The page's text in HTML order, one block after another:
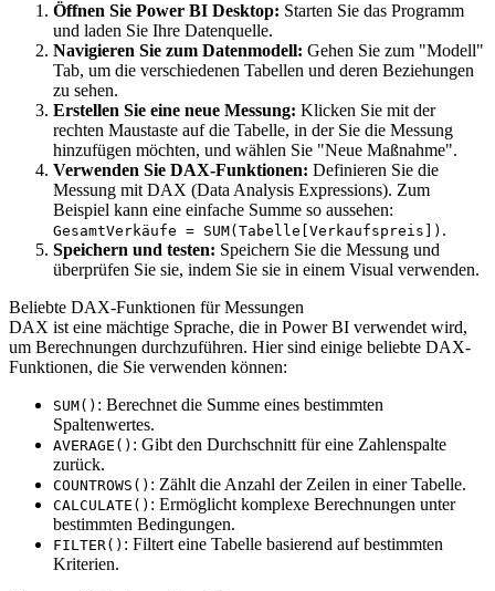
Öffnen Sie Power BI Desktop: Starten Sie das Programm
und laden Sie Ihre Datenquelle.
Navigieren Sie zum Datenmodell: Gehen Sie zum "Modell"
Tab, um die verschiedenen Tabellen und deren Beziehungen
zu sehen.
Erstellen Sie eine neue Messung: Klicken Sie mit der
rechten Maustaste auf die Tabelle, in der Sie die Messung
hinzufügen möchten, und wählen Sie "Neue Maßnahme".
Verwenden Sie DAX-Funktionen: Definieren Sie die
Messung mit DAX (Data Analysis Expressions). Zum
Beispiel kann eine einfache Summe so aussehen:
GesamtVerkäufe = SUM(Tabelle[Verkaufspreis]) .
Speichern und testen: Speichern Sie die Messung und
überprüfen Sie sie, indem Sie sie in einem Visual verwenden.
Beliebte DAX-Funktionen für Messungen
DAX ist eine mächtige Sprache, die in Power BI verwendet wird,
um Berechnungen durchzuführen. Hier sind einige beliebte DAX-
Funktionen, die Sie verwenden können:
SUM() : Berechnet die Summe eines bestimmten
Spaltenwertes.
AVERAGE() : Gibt den Durchschnitt für eine Zahlenspalte
zurück.
COUNTROWS() : Zählt die Anzahl der Zeilen in einer Tabelle.
CALCULATE() : Ermöglicht komplexe Berechnungen unter
bestimmten Bedingungen.
FILTER() : Filtert eine Tabelle basierend auf bestimmten
Kriterien.